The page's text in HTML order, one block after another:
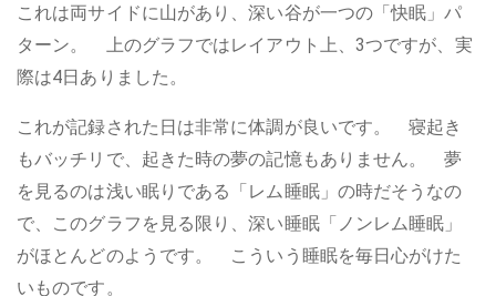
これは両サイドに山があり、深い谷が一つの「快眠」パ
ターン。 上のグラフではレイアウト上、3つですが、実
際は4日ありました。
これが記録された日は非常に体調が良いです。 寝起き
もバッチリで、起きた時の夢の記憶もありません。 夢
を見るのは浅い眠りである「レム睡眠」の時だそうなの
で、このグラフを見る限り、深い睡眠「ノンレム睡眠」
がほとんどのようです。 こういう睡眠を毎日心がけた
いものです。